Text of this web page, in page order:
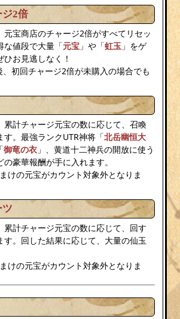
ジ2倍
元宝商店のチャージ2倍がすべてリセッ
な値段で大量「元宝 」や「虹玉 」をゲ
お見逃しなく！
初回チャージ2倍が未購入の場合でも
累計チャージ元宝の数に応じて、召喚
す。最強ランクUTR神将「北岳幽恒大
御竜の衣 」、黄道十二神兵の開放に使う
の豪華報酬が手に入れます。
けの元宝がカウント対象外となりま
ツ
累計チャージ元宝の数に応じて、回す
す。回した結果に応じて、大量の仙玉
けの元宝がカウント対象外となりま